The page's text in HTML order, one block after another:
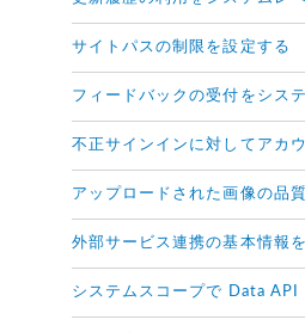
サイトパスの制限を設定する
フィードバックの受付をシス
不正サインインに対してアカ
アップロードされた画像の品
外部サービス連携の基本情報
システムスコープで Data API